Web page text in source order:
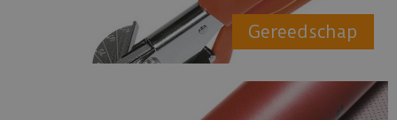
Gereedschap